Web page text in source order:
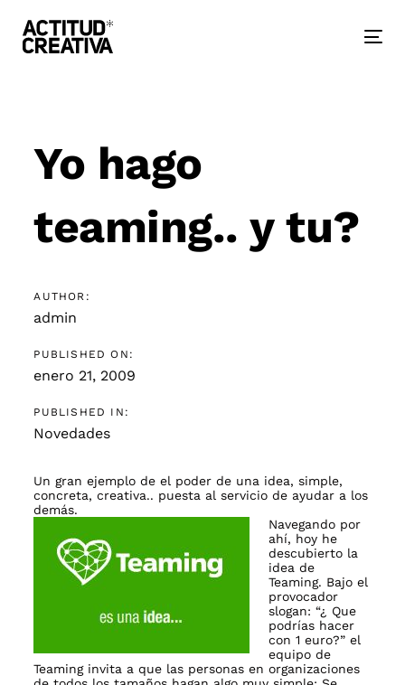
links
primary
navigation
Yo hago
teaming.. y tu?
AUTHOR:
admin
PUBLISHED ON:
enero 21, 2009
PUBLISHED IN:
Novedades
Un gran ejemplo de el poder de una idea, simple,
concreta, creativa.. puesta al servicio de ayudar a los
demás.
Navegando por
ahí, hoy he
descubierto la
idea de
Teaming. Bajo el
provocador
slogan: “¿ Que
podrías hacer
con 1 euro?” el
equipo de
Teaming invita a que las personas en organizaciones
navigation